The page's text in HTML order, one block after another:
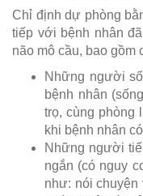
Chỉ định dự phòng
tiếp với bệnh nhân
não mô cầu, bao gồm
Những người
bệnh nhân
trọ, cùng phòng
khi bệnh nhân
Những người
ngắn (có nguy
như: nói